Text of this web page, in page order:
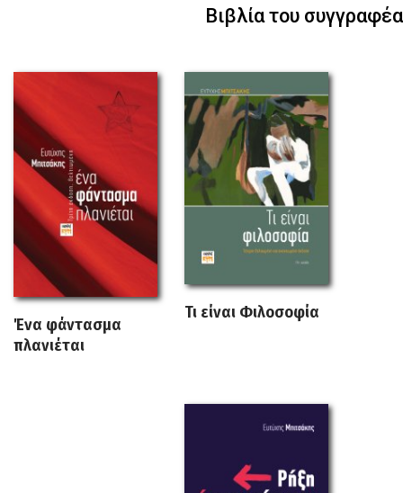
Βιβλία του συγγραφέα
Ένα φάντασμα
πλανιέται
Τι είναι Φιλοσοφία